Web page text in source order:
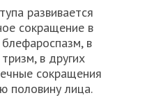
развивается
сокращение в
в
в других
сокращения
половину лица.